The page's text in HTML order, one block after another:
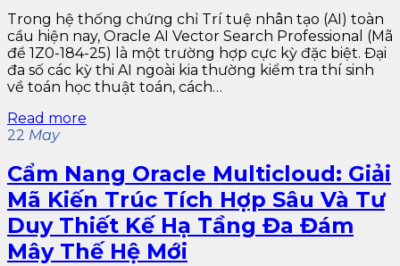
Trong hệ thống chứng chỉ Trí tuệ nhân tạo (AI) toàn
cầu hiện nay, Oracle AI Vector Search Professional (Mã
đề 1Z0-184-25) là một trường hợp cực kỳ đặc biệt. Đại
đa số các kỳ thi AI ngoài kia thường kiểm tra thí sinh
về toán học thuật toán, cách…
Read more
22 May
Cẩm Nang Oracle Multicloud: Giải
Mã Kiến Trúc Tích Hợp Sâu Và Tư
Duy Thiết Kế Hạ Tầng Đa Đám
Mây Thế Hệ Mới